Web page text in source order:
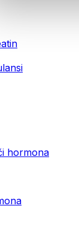
hormona